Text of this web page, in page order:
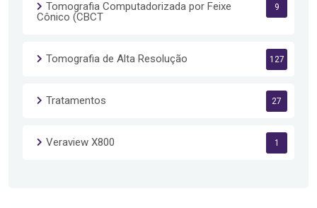
Tomografia Computadorizada por Feixe
Cônico (CBCT
9
Tomografia de Alta Resolução 127
Tratamentos 27
Veraview X800 1